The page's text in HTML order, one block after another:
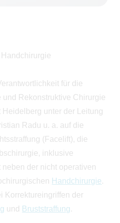
für die
Rekonstruktive Chirurgie
unter der Leitung
Radu u. a. auf die
(Facelift), die
inklusive
der nicht operativen
Handchirurgie.
Korrektureingriffen der
und Bruststraffung.